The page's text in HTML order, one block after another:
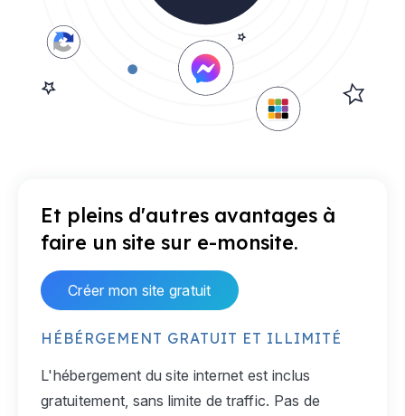
Et pleins d'autres avantages à
faire un site sur e-monsite.
Créer mon site gratuit
HÉBÉRGEMENT GRATUIT ET ILLIMITÉ
L'hébergement du site internet est inclus
gratuitement, sans limite de traffic. Pas de